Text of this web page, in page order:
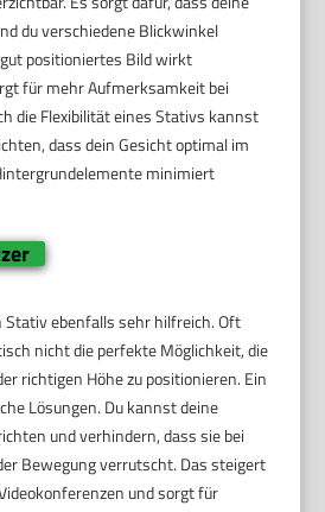
du verschiedene Blickwinkel
positioniertes Bild wirkt
für mehr Aufmerksamkeit bei
die Flexibilität eines Stativs kannst
dass dein Gesicht optimal im
minimiert
Stativ ebenfalls sehr hilfreich. Oft
nicht die perfekte Möglichkeit, die
richtigen Höhe zu positionieren. Ein
Lösungen. Du kannst deine
und verhindern, dass sie bei
Bewegung verrutscht. Das steigert
und sorgt für